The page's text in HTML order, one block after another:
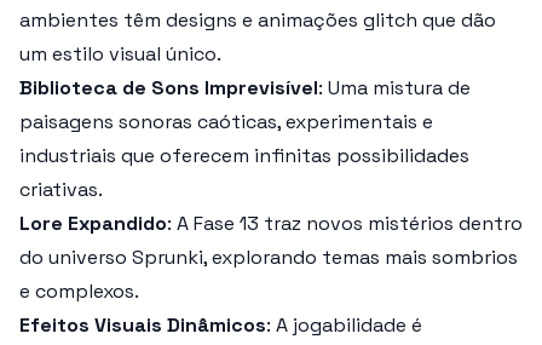
ambientes têm designs e animações glitch que dão
um estilo visual único.
Biblioteca de Sons Imprevisível: Uma mistura de
paisagens sonoras caóticas, experimentais e
industriais que oferecem infinitas possibilidades
criativas.
Lore Expandido: A Fase 13 traz novos mistérios dentro
do universo Sprunki, explorando temas mais sombrios
e complexos.
Efeitos Visuais Dinâmicos: A jogabilidade é